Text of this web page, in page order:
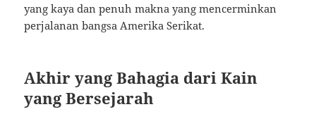
yang kaya dan penuh makna yang mencerminkan
perjalanan bangsa Amerika Serikat.
Akhir yang Bahagia dari Kain
yang Bersejarah